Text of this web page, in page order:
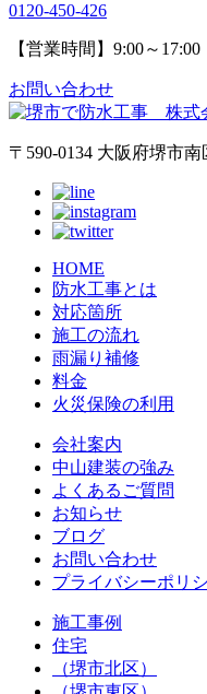
0120-450-426
【営業時間】9:00～
お問い合わせ
〒590-0134 大阪府堺市
HOME
防水工事とは
対応箇所
施工の流れ
雨漏り補修
料金
火災保険の利用
会社案内
中山建装の強み
よくあるご質問
お知らせ
ブログ
お問い合わせ
プライバシーポリ
施工事例
住宅
（堺市北区）